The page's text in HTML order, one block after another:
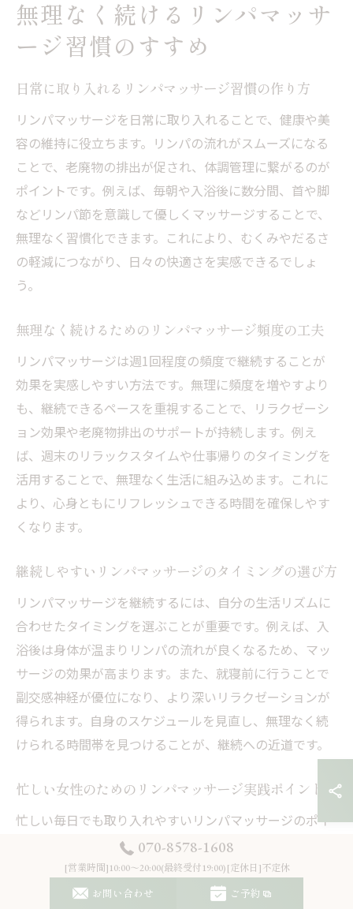
無理なく続けるリンパマッサ
ージ習慣のすすめ
日常に取り入れるリンパマッサージ習慣の作り方
リンパマッサージを日常に取り入れることで、健康や美
容の維持に役立ちます。リンパの流れがスムーズになる
ことで、老廃物の排出が促され、体調管理に繋がるのが
ポイントです。例えば、毎朝や入浴後に数分間、首や脚
などリンパ節を意識して優しくマッサージすることで、
無理なく習慣化できます。これにより、むくみやだるさ
の軽減につながり、日々の快適さを実感できるでしょ
う。
無理なく続けるためのリンパマッサージ頻度の工夫
リンパマッサージは週1回程度の頻度で継続することが
効果を実感しやすい方法です。無理に頻度を増やすより
も、継続できるペースを重視することで、リラクゼーシ
ョン効果や老廃物排出のサポートが持続します。例え
ば、週末のリラックスタイムや仕事帰りのタイミングを
活用することで、無理なく生活に組み込めます。これに
より、心身ともにリフレッシュできる時間を確保しやす
くなります。
継続しやすいリンパマッサージのタイミングの選び方
リンパマッサージを継続するには、自分の生活リズムに
合わせたタイミングを選ぶことが重要です。例えば、入
浴後は身体が温まりリンパの流れが良くなるため、マッ
サージの効果が高まります。また、就寝前に行うことで
副交感神経が優位になり、より深いリラクゼーションが
得られます。自身のスケジュールを見直し、無理なく続
けられる時間帯を見つけることが、継続への近道です。
忙しい女性のためのリンパマッサージ実践ポイント
忙しい毎日でも取り入れやすいリンパマッサージのポイ
ントは、短時間でも効果的に行うことです。例えば、朝
の準備中やデスクワークの合間に首や肩を軽くほぐすだ
けでも、リンパの流れが促進されます。さらに、専門サ
070-8578-1608
[営業時間]10:00～20:00(最終受付19:00)[定休日]不定休
お問い合わせ ご予約